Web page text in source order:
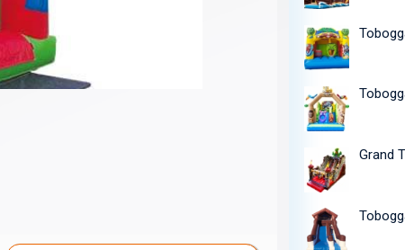
Grand